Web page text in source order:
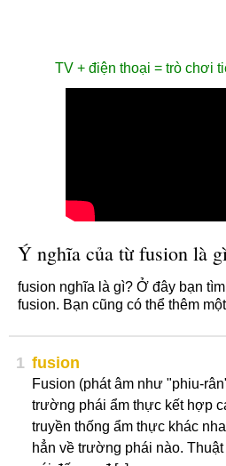
TV + điện thoại = trò chơi
Ý nghĩa của từ fusion là
fusion nghĩa là gì? Ở đây bạn
fusion. Bạn cũng có thể thêm
1 fusion
Fusion (phát âm như "phiu-
trường phái ẩm thực kết hợp
truyền thống ẩm thực khác
hẳn về trường phái nào.